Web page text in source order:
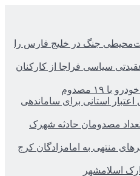
جنگ در خلیج فارس را
سیاسی فراجا از کارکنان
ریال اعتبار استانی برای ساماندهی
مصدومان حادثه شهرک
منتهی به امامزادگان کرج